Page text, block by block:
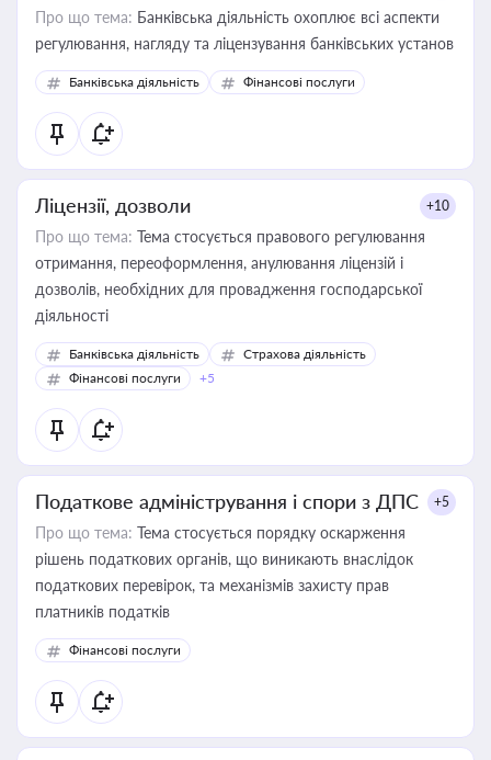
Про що тема: Банківська діяльність охоплює всі аспекти
регулювання, нагляду та ліцензування банківських установ
Банківська діяльність Фінансові послуги
Ліцензії, дозволи +10
Про що тема: Тема стосується правового регулювання
отримання, переоформлення, анулювання ліцензій і
дозволів, необхідних для провадження господарської
діяльності
Банківська діяльність
Страхова діяльність
Фінансові послуги
+5
Податкове адміністрування і спори з ДПС +5
Про що тема: Тема стосується порядку оскарження
рішень податкових органів, що виникають внаслідок
податкових перевірок, та механізмів захисту прав
платників податків
Фінансові послуги